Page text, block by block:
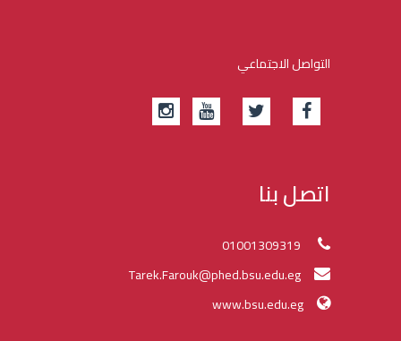
التواصل الاجتماعي
اتصل بنا
www.bsu.edu.eg